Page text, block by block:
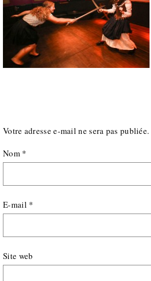
Votre adresse e-mail ne sera pas publiée.
Nom *
E-mail *
Site web